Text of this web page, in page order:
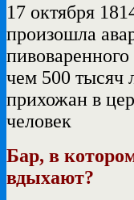
17 октября
произошла
чем 500 тысяч
прихожан в
человек
Бар, в
вдыхают?